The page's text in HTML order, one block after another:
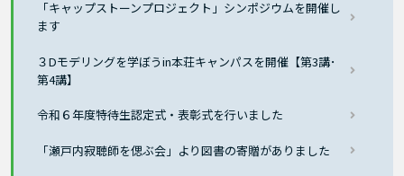
「キャップストーンプロジェクト」シンポジウムを開催し
ます
３Dモデリングを学ぼうin本荘キャンパスを開催【第3講･
第4講】
令和６年度特待生認定式・表彰式を行いました
「瀬戸内寂聴師を偲ぶ会」より図書の寄贈がありました